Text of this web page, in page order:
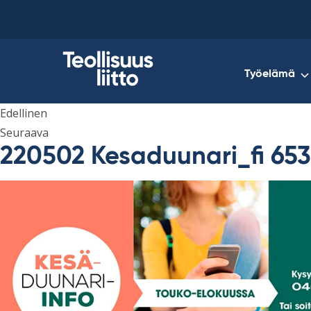
Työelämä
Edellinen
Seuraava
220502 Kesaduunari_fi